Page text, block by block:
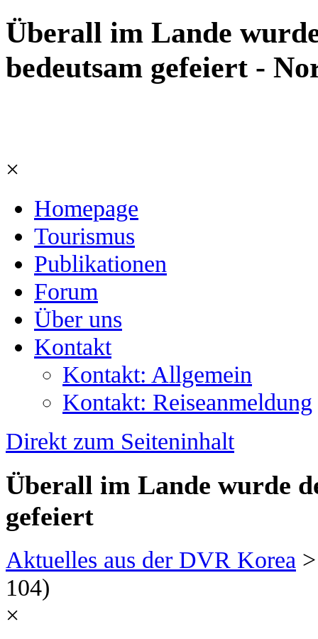
Überall im Lande
bedeutsam gefeiert -
×
Homepage
Tourismus
Publikationen
Forum
Über uns
Kontakt
Kontakt: Allgemein
Kontakt: Reiseanmeldung
Direkt zum Seiteninhalt
Überall im Lande wurde
gefeiert
Aktuelles aus der DVR Korea
104)
×